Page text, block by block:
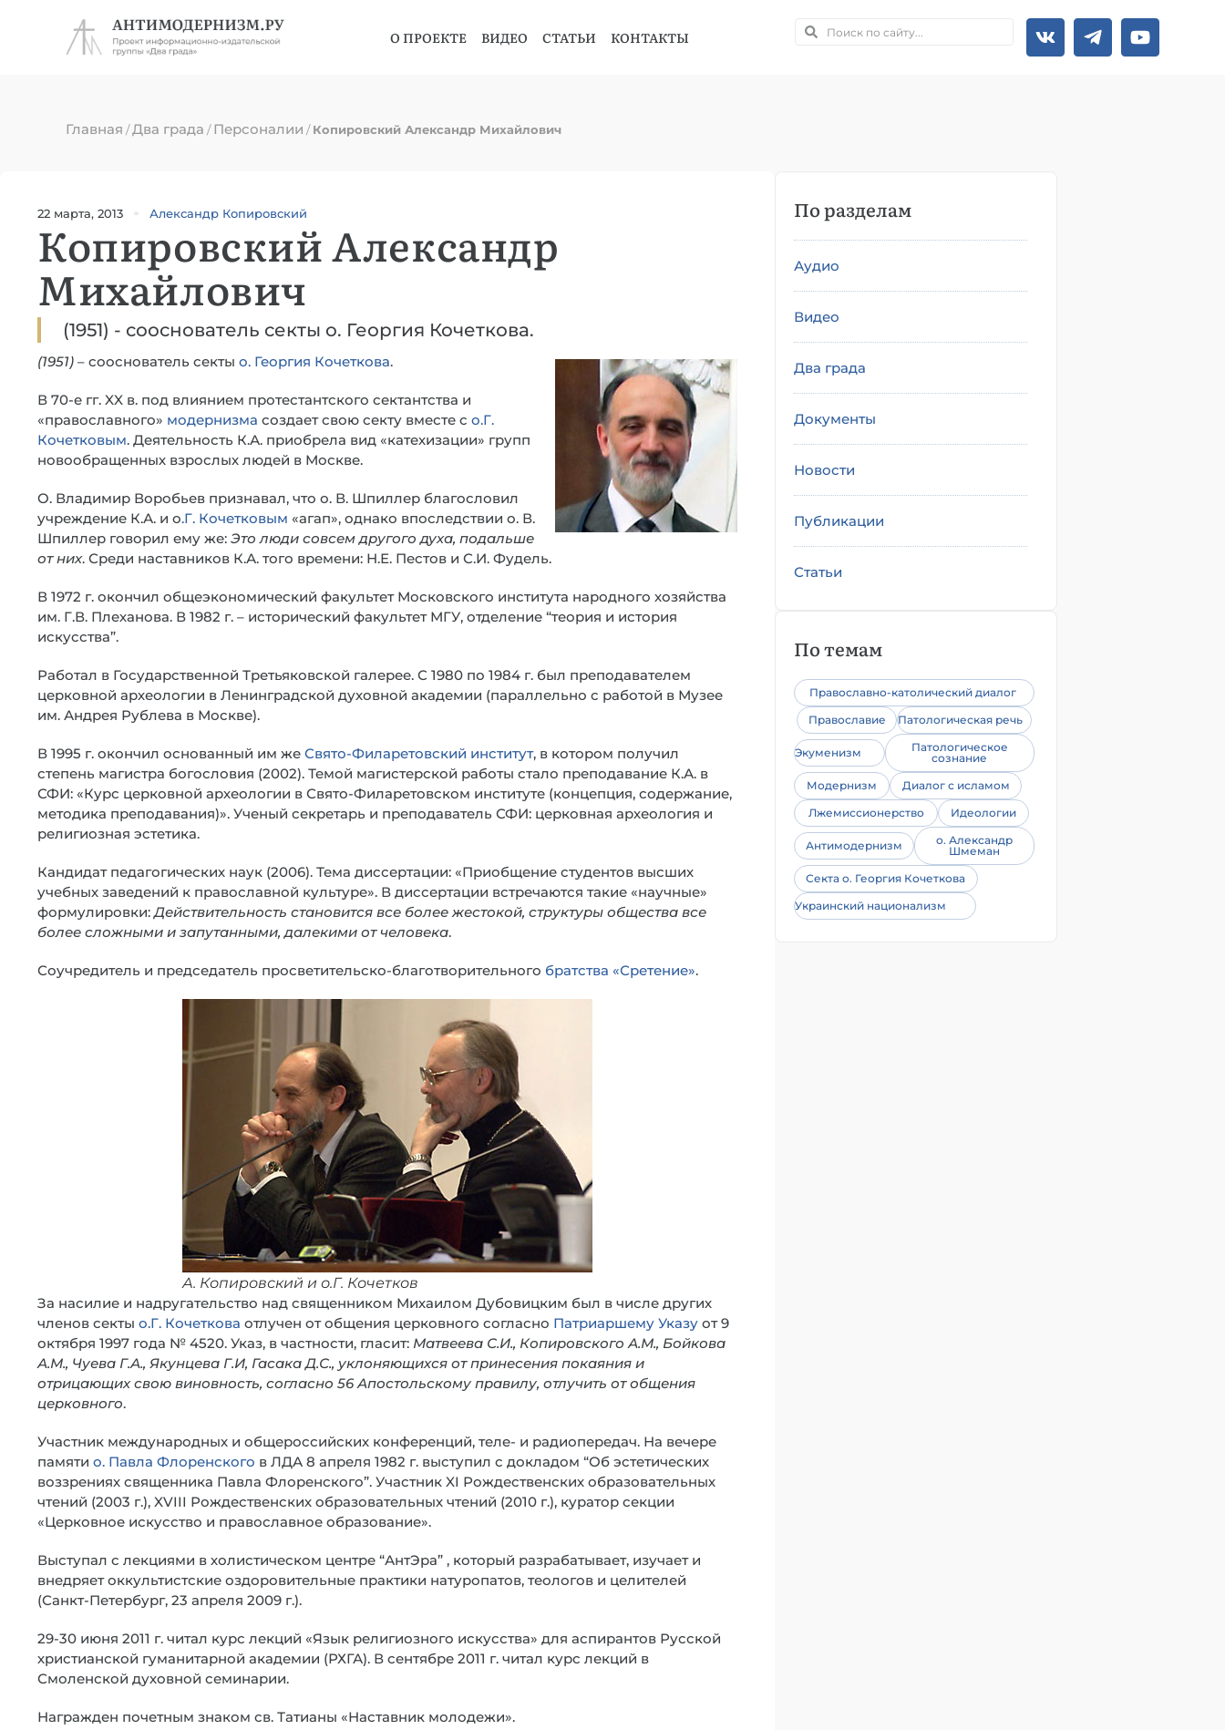
О ПРОЕКТЕ ВИДЕО СТАТЬИ КОНТАКТЫ
Главная /Два града /Персоналии /Копировский Александр Михайлович
22 марта, 2013 Александр Копировский
Копировский Александр
Михайлович
(1951) - сооснователь секты о. Георгия Кочеткова.
(1951) – сооснователь секты о. Георгия Кочеткова.
В 70-е гг. XX в. под влиянием протестантского сектантства и
«православного» модернизма создает свою секту вместе с о.Г.
Кочетковым. Деятельность К.А. приобрела вид «катехизации» групп
новообращенных взрослых людей в Москве.
О. Владимир Воробьев признавал, что о. В. Шпиллер благословил
учреждение К.А. и о.Г. Кочетковым «агап», однако впоследствии о. В.
Шпиллер говорил ему же: Это люди совсем другого духа, подальше
от них. Среди наставников К.А. того времени: Н.Е. Пестов и С.И. Фудель.
В 1972 г. окончил общеэкономический факультет Московского института народного хозяйства
им. Г.В. Плеханова. В 1982 г. – исторический факультет МГУ, отделение “теория и история
искусства”.
Работал в Государственной Третьяковской галерее. С 1980 по 1984 г. был преподавателем
церковной археологии в Ленинградской духовной академии (параллельно с работой в Музее
им. Андрея Рублева в Москве).
В 1995 г. окончил основанный им же Свято-Филаретовский институт, в котором получил
степень магистра богословия (2002). Темой магистерской работы стало преподавание К.А. в
СФИ: «Курс церковной археологии в Свято-Филаретовском институте (концепция, содержание,
методика преподавания)». Ученый секретарь и преподаватель СФИ: церковная археология и
религиозная эстетика.
Кандидат педагогических наук (2006). Тема диссертации: «Приобщение студентов высших
учебных заведений к православной культуре». В диссертации встречаются такие «научные»
формулировки:Действительность становится все более жестокой, структуры общества все
более сложными и запутанными, далекими от человека.
Соучредитель и председатель просветительско-благотворительного братства «Сретение».
А. Копировский и о.Г. Кочетков
За насилие и надругательство над священником Михаилом Дубовицким был в числе других
членов секты о.Г. Кочеткова отлучен от общения церковного согласно Патриаршему Указу от 9
октября 1997 года № 4520. Указ, в частности, гласит: Матвеева С.И., Копировского А.М., Бойкова
А.М., Чуева Г.А., Якунцева Г.И, Гасака Д.С., уклоняющихся от принесения покаяния и
отрицающих свою виновность, согласно 56 Апостольскому правилу, отлучить от общения
церковного.
Участник международных и общероссийских конференций, теле- и радиопередач. На вечере
памяти о. Павла Флоренского в ЛДА 8 апреля 1982 г. выступил с докладом “Об эстетических
воззрениях священника Павла Флоренского”. Участник XI Рождественских образовательных
чтений (2003 г.), XVIII Рождественских образовательных чтений (2010 г.), куратор секции
«Церковное искусство и православное образование».
Выступал с лекциями в холистическом центре “АнтЭра” , который разрабатывает, изучает и
внедряет оккультистские оздоровительные практики натуропатов, теологов и целителей
(Санкт-Петербург, 23 апреля 2009 г.).
29-30 июня 2011 г. читал курс лекций «Язык религиозного искусства» для аспирантов Русской
христианской гуманитарной академии (РХГА). В сентябре 2011 г. читал курс лекций в
Смоленской духовной семинарии.
Награжден почетным знаком св. Татианы «Наставник молодежи».
По разделам
Аудио
Видео
Два града
Документы
Новости
Публикации
Статьи
По темам
Православно-католический диалог
Православие
Патологическая речь
Экуменизм
Патологическое
сознание
Модернизм
Диалог с исламом
Лжемиссионерство
Идеологии
Антимодернизм
о. Александр
Шмеман
Секта о. Георгия Кочеткова
Украинский национализм